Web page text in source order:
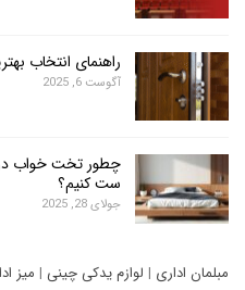
راهنمای انتخاب بهترین درب
آگوست 6, 2025
چطور تخت خواب دو نفره را با
ست کنیم؟
جولای 28, 2025
|لوازم یدکی چینی|میز اداری| تعمیر